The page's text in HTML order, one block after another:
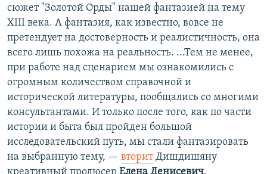
сюжет "Золотой Орды" нашей фантазией на тему
XIII века. А фантазия, как известно, вовсе не
претендует на достоверность и реалистичность, она
всего лишь похожа на реальность. ...Тем не менее,
при работе над сценарием мы ознакомились с
огромным количеством справочной и
исторической литературы, пообщались со многими
консультантами. И только после того, как по части
истории и быта был пройден большой
исследовательский путь, мы стали фантазировать
на выбранную тему, — вторитДишдишяну